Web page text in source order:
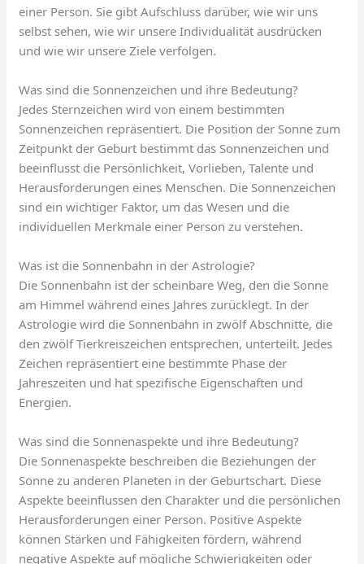
einer Person. Sie gibt Aufschluss darüber, wie wir uns
selbst sehen, wie wir unsere Individualität ausdrücken
und wie wir unsere Ziele verfolgen.
Was sind die Sonnenzeichen und ihre Bedeutung?
Jedes Sternzeichen wird von einem bestimmten
Sonnenzeichen repräsentiert. Die Position der Sonne zum
Zeitpunkt der Geburt bestimmt das Sonnenzeichen und
beeinflusst die Persönlichkeit, Vorlieben, Talente und
Herausforderungen eines Menschen. Die Sonnenzeichen
sind ein wichtiger Faktor, um das Wesen und die
individuellen Merkmale einer Person zu verstehen.
Was ist die Sonnenbahn in der Astrologie?
Die Sonnenbahn ist der scheinbare Weg, den die Sonne
am Himmel während eines Jahres zurücklegt. In der
Astrologie wird die Sonnenbahn in zwölf Abschnitte, die
den zwölf Tierkreiszeichen entsprechen, unterteilt. Jedes
Zeichen repräsentiert eine bestimmte Phase der
Jahreszeiten und hat spezifische Eigenschaften und
Energien.
Was sind die Sonnenaspekte und ihre Bedeutung?
Die Sonnenaspekte beschreiben die Beziehungen der
Sonne zu anderen Planeten in der Geburtschart. Diese
Aspekte beeinflussen den Charakter und die persönlichen
Herausforderungen einer Person. Positive Aspekte
können Stärken und Fähigkeiten fördern, während
negative Aspekte auf mögliche Schwierigkeiten oder